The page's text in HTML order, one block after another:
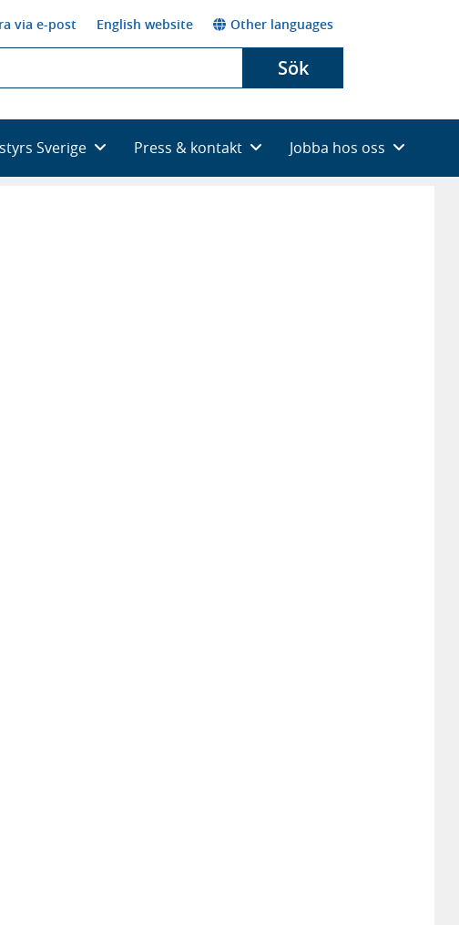
via e-post English website Other languages
Sök
Sverige Press & kontakt Jobba hos oss